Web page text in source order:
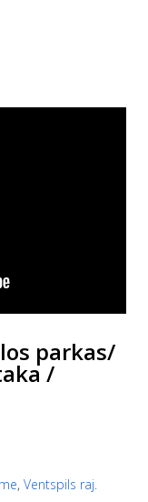
parkas/
/
, Ventspils raj.